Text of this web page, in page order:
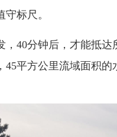
标尺。
40分钟后，才能抵达
45平方公里流域面积